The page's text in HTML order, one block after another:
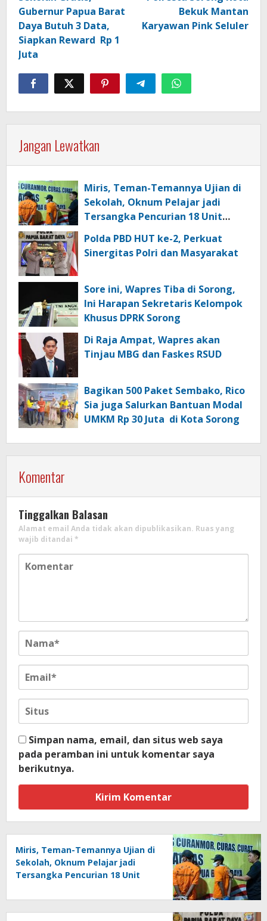
Gubernur Papua Barat
Daya Butuh 3 Data,
Siapkan Reward Rp 1
Juta
Bekuk Mantan
Karyawan Pink Seluler
Jangan Lewatkan
Miris, Teman-Temannya Ujian di
Sekolah, Oknum Pelajar jadi
Tersangka Pencurian 18 Unit
Polda PBD HUT ke-2, Perkuat
Sinergitas Polri dan Masyarakat
Sore ini, Wapres Tiba di Sorong,
Ini Harapan Sekretaris Kelompok
Khusus DPRK Sorong
Di Raja Ampat, Wapres akan
Tinjau MBG dan Faskes RSUD
Bagikan 500 Paket Sembako, Rico
Sia juga Salurkan Bantuan Modal
UMKM Rp 30 Juta di Kota Sorong
Komentar
Tinggalkan Balasan
Alamat email Anda tidak akan dipublikasikan. Ruas yang
wajib ditandai *
Simpan nama, email, dan situs web saya
pada peramban ini untuk komentar saya
berikutnya.
Miris, Teman-Temannya Ujian di
Sekolah, Oknum Pelajar jadi
Tersangka Pencurian 18 Unit